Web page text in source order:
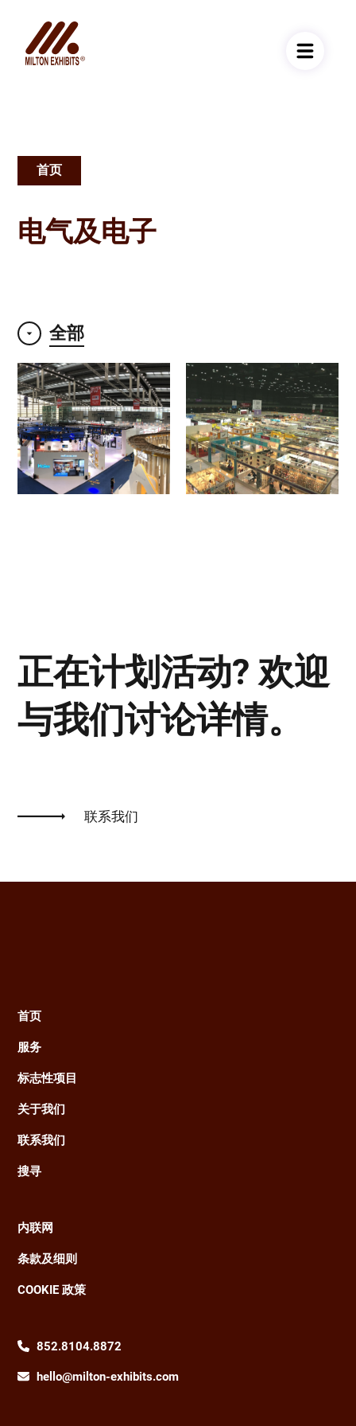
面
包
屑
首页
电气及电子
全部
正在计划活动? 欢迎
与我们讨论详情。
联系我们
Main
navigation
首页
服务
标志性项目
关于我们
联系我们
搜寻
Footer
内联网
条款及细则
COOKIE 政策
852.8104.8872
hello@milton-exhibits.com